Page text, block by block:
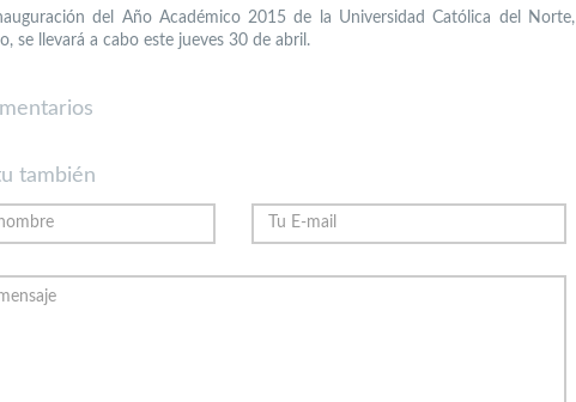
del Año Académico 2015 de la Universidad Católica del Norte,
se llevará a cabo este jueves 30 de abril.
también